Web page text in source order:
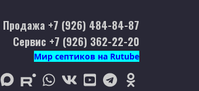
Продажа +7 (926) 484-84-87
Сервис +7 (926) 362-22-20
Мир септиков на Rutube
max rutubewhatsapp
vk youtubetelegramodnoklassniki